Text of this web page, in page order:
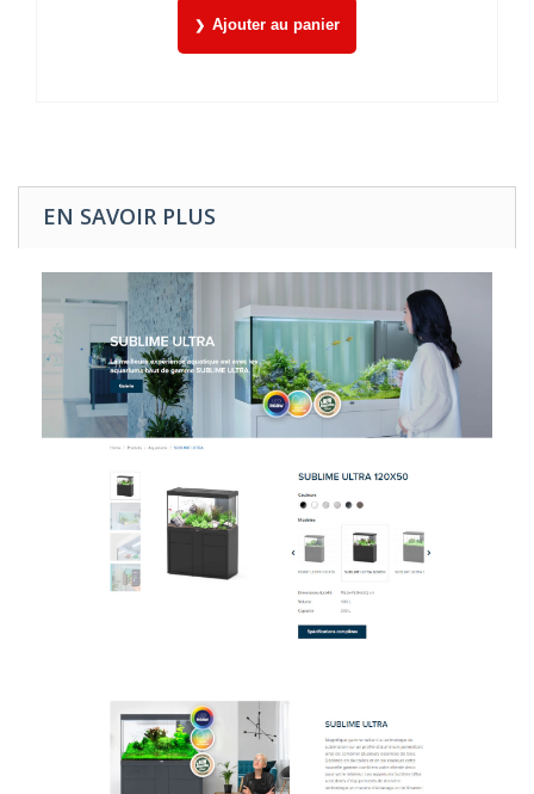
Ajouter au panier
EN SAVOIR PLUS